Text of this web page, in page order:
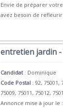
Envie de préparer
avez besoin de
entretien jardin -
Candidat : Dominique
Code Postal : 92, 75001,
75009, 75011, 75012,
Annonce mise à jour le